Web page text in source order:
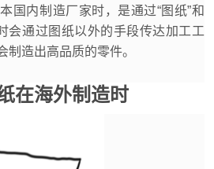
国内制造厂家时，是通过“图纸”和
会通过图纸以外的手段传达加工工
制造出高品质的零件。
在海外制造时